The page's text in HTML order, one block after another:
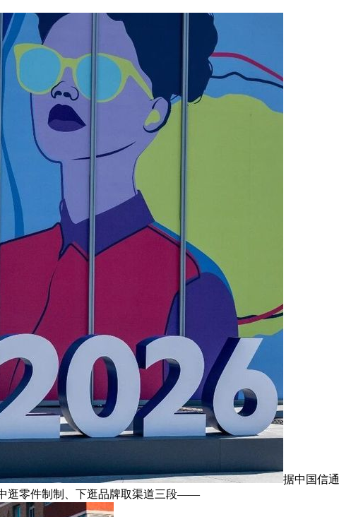
据中国信通
逛零件制制、下逛品牌取渠道三段——